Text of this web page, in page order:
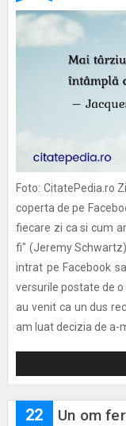
Foto: CitatePedia.ro
coperta de pe
fiecare zi ca si cum
fi" (Jeremy
intrat pe Facebook
versurile postate de
au venit ca un dus
am luat decizia de a-
22 Un om